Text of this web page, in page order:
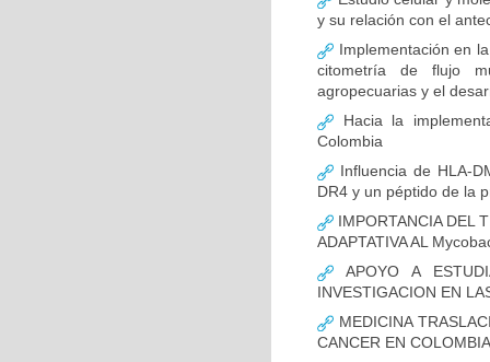
y su relación con el
Implementación en
citometría de flujo
agropecuarias y el
Hacia la
Colombia
Influencia de HLA-
DR4 y un péptido de la
IMPORTANCIA DEL
ADAPTATIVA AL
APOYO A
INVESTIGACION EN
MEDICINA
CANCER EN COLOMBIA